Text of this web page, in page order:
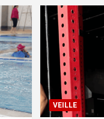
VEILLE